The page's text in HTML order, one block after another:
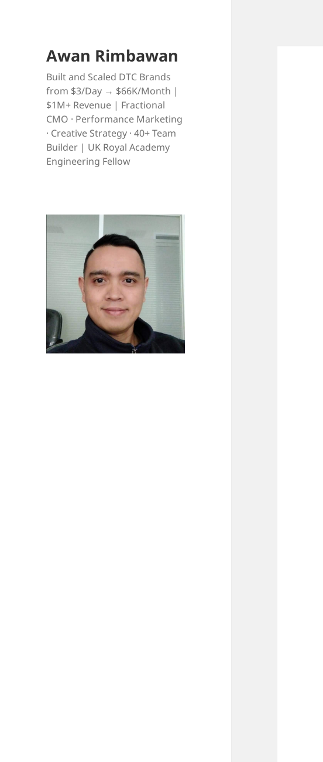
Awan Rimbawan
Built and Scaled DTC Brands
from $3/Day → $66K/Month |
$1M+ Revenue | Fractional
CMO · Performance Marketing
· Creative Strategy · 40+ Team
Builder | UK Royal Academy
Engineering Fellow